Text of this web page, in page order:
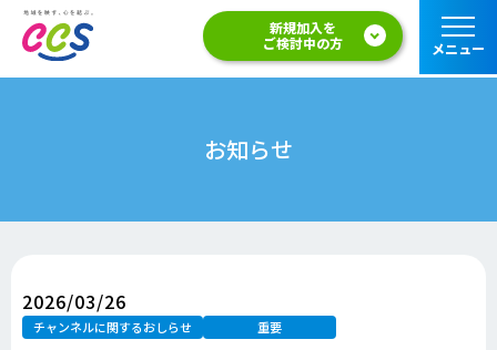
新規加入を
ご検討中の方
メニュー
お知らせ
2026/03/26
チャンネルに関するおしらせ 重要